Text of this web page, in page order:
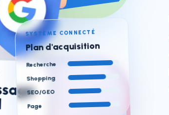
SYSTÈME CONNECTÉ
Plan d'acquisition
Recherche
Shopping
SEO/GEO
Page